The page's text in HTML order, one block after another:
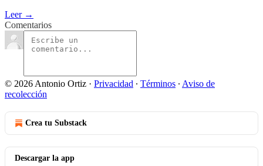
Leer →
Comentarios
© 2026 Antonio Ortiz · Privacidad ∙ Términos ∙ Aviso de
recolección
Crea tu Substack
Descargar la app